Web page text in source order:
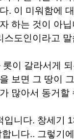
. 이 미워함에
하는 것이 아
도인이라고 말
이 갈라서게
보면 그 땅이
많아서 동거할
입니다. 창세기
니다.. 그렇기